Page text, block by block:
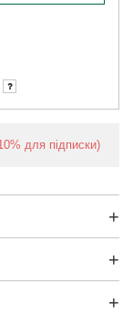
для підписки)